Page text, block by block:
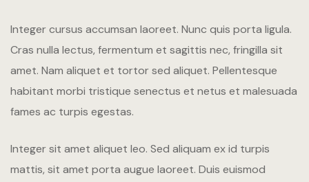
Integer cursus accumsan laoreet. Nunc quis porta ligula.
Cras nulla lectus, fermentum et sagittis nec, fringilla sit
amet. Nam aliquet et tortor sed aliquet. Pellentesque
habitant morbi tristique senectus et netus et malesuada
fames ac turpis egestas.
Integer sit amet aliquet leo. Sed aliquam ex id turpis
mattis, sit amet porta augue laoreet. Duis euismod
Suite Olio
Suite
PRENOTA